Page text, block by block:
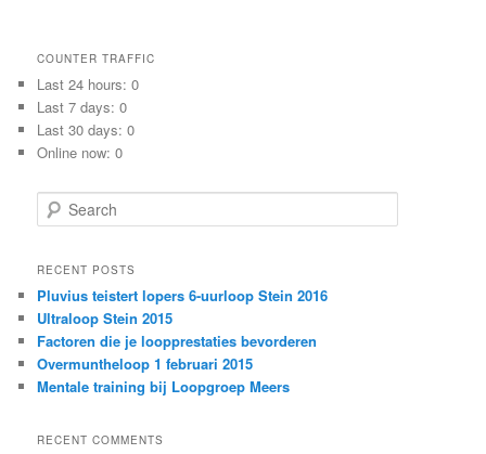
COUNTER TRAFFIC
Last 24 hours:0
Last 7 days:0
Last 30 days:0
Online now: 0
e
r
h
RECENT POSTS
Pluvius teistert lopers 6-uurloop Stein 2016
Ultraloop Stein 2015
Factoren die je loopprestaties bevorderen
Overmuntheloop 1 februari 2015
Mentale training bij Loopgroep Meers
RECENT COMMENTS